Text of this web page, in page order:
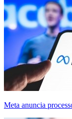
Meta anuncia